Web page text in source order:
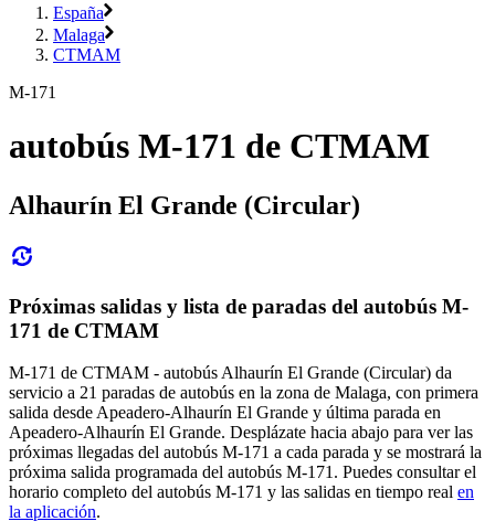
España
Malaga
CTMAM
M-171
autobús M-171 de CTMAM
Alhaurín El Grande (Circular)
Próximas salidas y lista de paradas del autobús M-
171 de CTMAM
M-171 de CTMAM - autobús Alhaurín El Grande (Circular) da
servicio a 21 paradas de autobús en la zona de Malaga, con primera
salida desde Apeadero-Alhaurín El Grande y última parada en
Apeadero-Alhaurín El Grande. Desplázate hacia abajo para ver las
próximas llegadas del autobús M-171 a cada parada y se mostrará la
próxima salida programada del autobús M-171. Puedes consultar el
horario completo del autobús M-171 y las salidas en tiempo real en
la aplicación.